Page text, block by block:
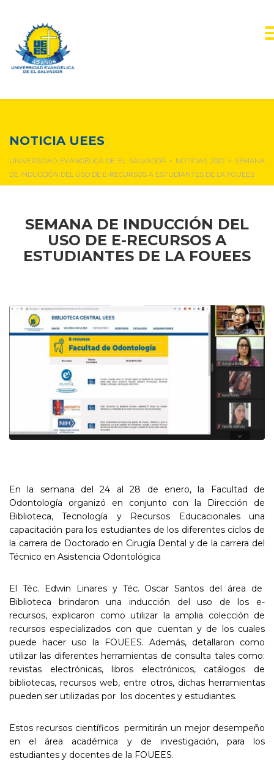
NOTICIA UEES
UNIVERSIDAD EVANGÉLICA DE EL SALVADOR > NOTICIAS 2022> SEMANA
DE INDUCCIÓN DEL USO DE E-RECURSOS A ESTUDIANTES DE LA FOUEES
SEMANA DE INDUCCIÓN DEL
USO DE E-RECURSOS A
ESTUDIANTES DE LA FOUEES
En la semana del 24 al 28 de enero, la Facultad de
Odontología organizó en conjunto con la Dirección de
Biblioteca, Tecnología y Recursos Educacionales una
capacitación para los estudiantes de los diferentes ciclos de
la carrera de Doctorado en Cirugía Dental y de la carrera del
Técnico en Asistencia Odontológica
El Téc. Edwin Linares y Téc. Oscar Santos del área de
Biblioteca brindaron una inducción del uso de los e-
recursos, explicaron como utilizar la amplia colección de
recursos especializados con que cuentan y de los cuales
puede hacer uso la FOUEES. Además, detallaron como
utilizar las diferentes herramientas de consulta tales como:
revistas electrónicas, libros electrónicos, catálogos de
bibliotecas, recursos web, entre otros, dichas herramientas
pueden ser utilizadas por los docentes y estudiantes.
Estos recursos científicos permitirán un mejor desempeño
en el área académica y de investigación, para los
estudiantes y docentes de la FOUEES.